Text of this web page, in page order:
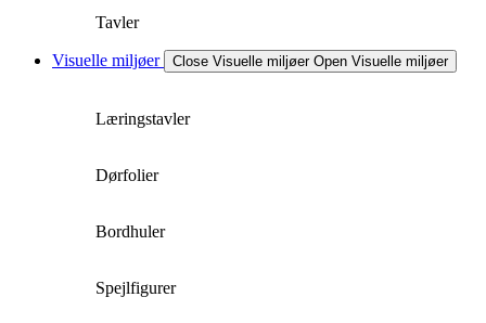
Tavler
Visuelle miljøer Close Visuelle miljøer Open Visuelle miljøer
Læringstavler
Dørfolier
Bordhuler
Spejlfigurer